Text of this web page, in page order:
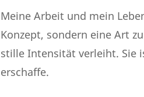
Meine Arbeit und mein
Konzept, sondern eine Art
stille Intensität verleiht. Sie
erschaffe.